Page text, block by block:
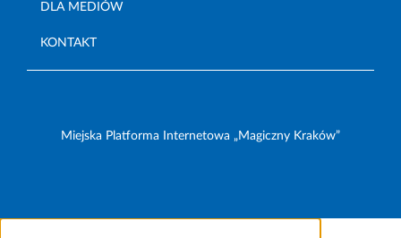
DLA MEDIÓW
KONTAKT
Miejska Platforma Internetowa „Magiczny Kraków”